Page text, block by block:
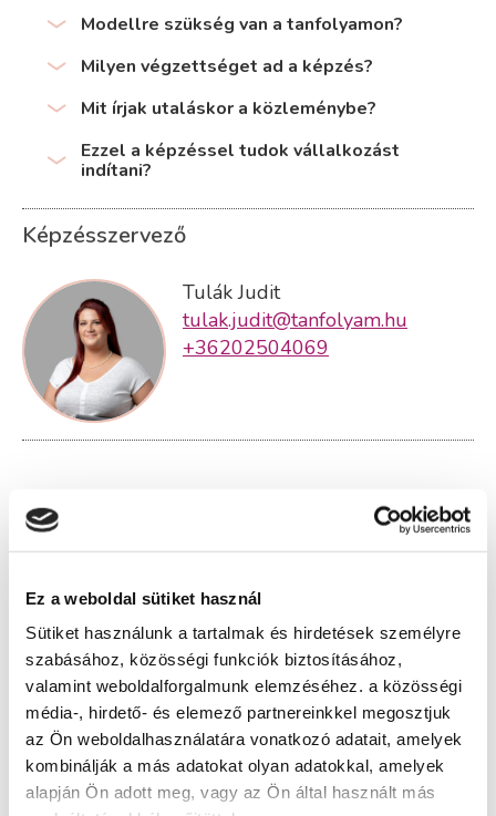
Ez a weboldal sütiket használ
Sütiket használunk a tartalmak és hirdetések személyre
szabásához, közösségi funkciók biztosításához,
valamint weboldalforgalmunk elemzéséhez. a közösségi
média-, hirdető- és elemező partnereinkkel megosztjuk
az Ön weboldalhasználatára vonatkozó adatait, amelyek
kombinálják a más adatokat olyan adatokkal, amelyek
alapján Ön adott meg, vagy az Ön által használt más
Modellre szükség van a tanfolyamon?
Milyen végzettséget ad a képzés?
Mit írjak utaláskor a közleménybe?
Ezzel a képzéssel tudok vállalkozást
indítani?
Képzésszervező
Tulák Judit
tulak.judit@tanfolyam.hu
+36202504069
" C " csoport
Indulás időpontja:2026-09-13
Képzés ára:49 000 Ft
Részletfizetési lehetőség!
Lehet még jelentkezni?Igen
Jelentkezem!